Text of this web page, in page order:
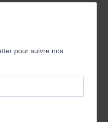
pour suivre nos